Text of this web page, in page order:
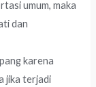
umum, maka
dan
karena
jika terjadi